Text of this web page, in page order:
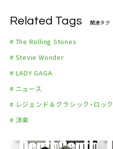
Related Tags 関連タグ
# The Rolling Stones
# Stevie Wonder
# LADY GAGA
# ニュース
# レジェンド＆クラシック・ロック
# 洋楽